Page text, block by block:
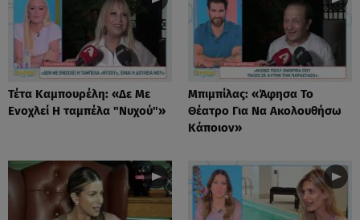
Τέτα Καμπουρέλη: «Δε Mε
Eνοχλεί H ταμπέλα "Νυχού"»
Μπιμπίλας: «Άφησα Το
Θέατρο Για Να Ακολουθήσω
Κάποιον»